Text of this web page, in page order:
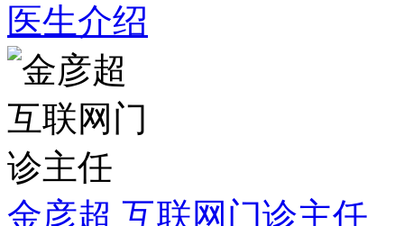
医生介绍
金彦超 互联网门诊主任